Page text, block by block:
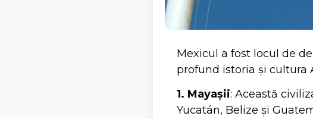
Mexicul a fost locul de
profund istoria și cultura
1. Mayașii: Această
Yucatán, Belize și